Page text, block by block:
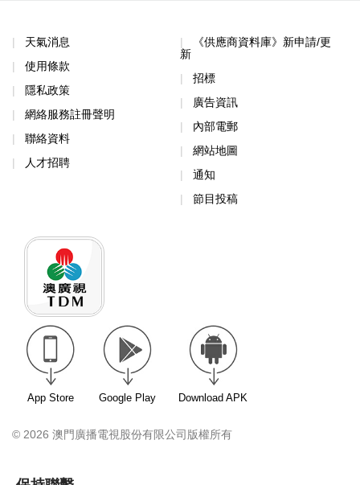
天氣消息
使用條款
隱私政策
網絡服務註冊聲明
聯絡資料
人才招聘
《供應商資料庫》新申請/更
新
招標
廣告資訊
內部電郵
網站地圖
通知
節目投稿
App Store Google Play Download APK
© 2026 澳門廣播電視股份有限公司版權所有